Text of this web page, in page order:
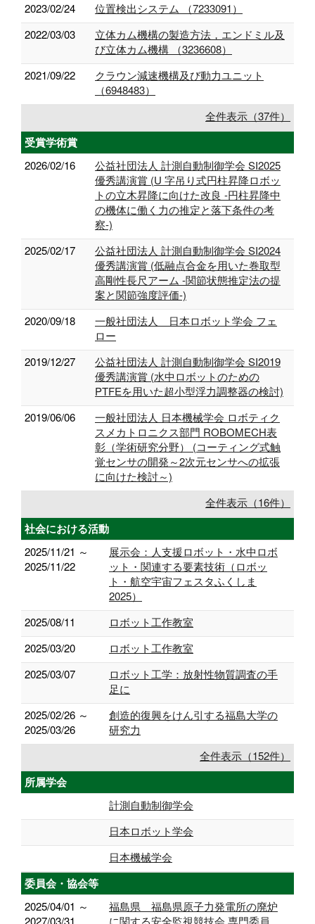
2023/02/24
位置検出システム （7233091）
2022/03/03
立体カム機構の製造方法，エンドミル及
び立体カム機構 （3236608）
2021/09/22
クラウン減速機構及び動力ユニット
（6948483）
全件表示（37件）
受賞学術賞
2026/02/16
公益社団法人 計測自動制御学会 SI2025
優秀講演賞 (U 字吊り式円柱昇降ロボッ
トの立木昇降に向けた改良 -円柱昇降中
の機体に働く力の推定と落下条件の考
察-)
2025/02/17
公益社団法人 計測自動制御学会 SI2024
優秀講演賞 (低融点合金を用いた巻取型
高剛性長尺アーム -関節状態推定法の提
案と関節強度評価-)
2020/09/18
一般社団法人 日本ロボット学会 フェ
ロー
2019/12/27
公益社団法人 計測自動制御学会 SI2019
優秀講演賞 (水中ロボットのための
PTFEを用いた超小型浮力調整器の検討)
2019/06/06
一般社団法人 日本機械学会 ロボティク
スメカトロニクス部門 ROBOMECH表
彰（学術研究分野） (コーティング式触
覚センサの開発～2次元センサへの拡張
に向けた検討～)
全件表示（16件）
社会における活動
2025/11/21 ～
2025/11/22
展示会：人支援ロボット・水中ロボ
ット・関連する要素技術（ロボッ
ト・航空宇宙フェスタふくしま
2025）
2025/08/11
ロボット工作教室
2025/03/20
ロボット工作教室
2025/03/07
ロボット工学：放射性物質調査の手
足に
2025/02/26 ～
2025/03/26
創造的復興をけん引する福島大学の
研究力
全件表示（152件）
所属学会
計測自動制御学会
日本ロボット学会
日本機械学会
委員会・協会等
2025/04/01 ～
2027/03/31
福島県 福島県原子力発電所の廃炉
に関する安全監視競技会 専門委員